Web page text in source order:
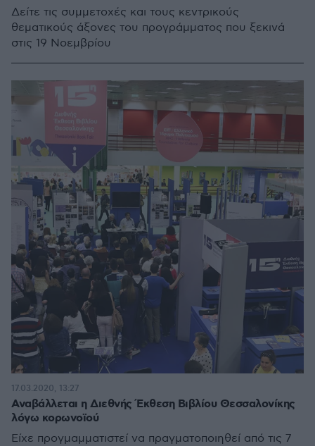
Δείτε τις συμμετοχές και τους κεντρικούς
θεματικούς άξονες του προγράμματος που ξεκινά
στις 19 Νοεμβρίου
Αναβάλλεται η Διεθνής Έκθεση Βιβλίου Θεσσαλονίκης
λόγω κορωνοϊού
Είχε προγμαμματιστεί να πραγματοποιηθεί από τις 7
17.03.2020, 13:27